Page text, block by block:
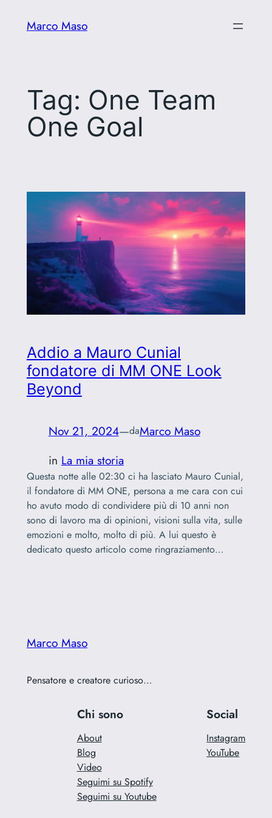
Marco Maso
Tag: One Team
One Goal
Addio a Mauro Cunial
fondatore di MM ONE Look
Beyond
Nov 21, 2024—daMarco Maso
in La mia storia
Questa notte alle 02:30 ci ha lasciato Mauro Cunial,
il fondatore di MM ONE, persona a me cara con cui
ho avuto modo di condividere più di 10 anni non
sono di lavoro ma di opinioni, visioni sulla vita, sulle
emozioni e molto, molto di più. A lui questo è
dedicato questo articolo come ringraziamento…
Marco Maso
Pensatore e creatore curioso…
Chi sono
About
Blog
Video
Seguimi su Spotify
Seguimi su Youtube
Social
Instagram
YouTube